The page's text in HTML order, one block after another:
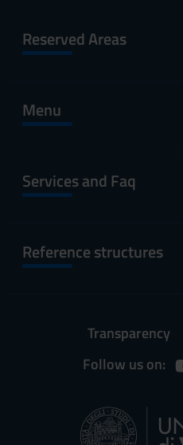
Reserved Areas
Menu
Services and Faq
Reference structures
Transparency
Follow us on: